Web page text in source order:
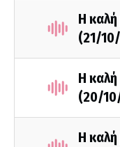
Η
(21/
Η
(20/
Η